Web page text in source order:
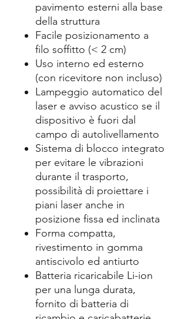
pavimento esterni alla base
della struttura
Facile posizionamento a
filo soffitto (< 2 cm)
Uso interno ed esterno
(con ricevitore non incluso)
Lampeggio automatico del
laser e avviso acustico se il
dispositivo è fuori dal
campo di autolivellamento
Sistema di blocco integrato
per evitare le vibrazioni
durante il trasporto,
possibilità di proiettare i
piani laser anche in
posizione fissa ed inclinata
Forma compatta,
rivestimento in gomma
antiscivolo ed antiurto
Batteria ricaricabile Li-ion
per una lunga durata,
fornito di batteria di